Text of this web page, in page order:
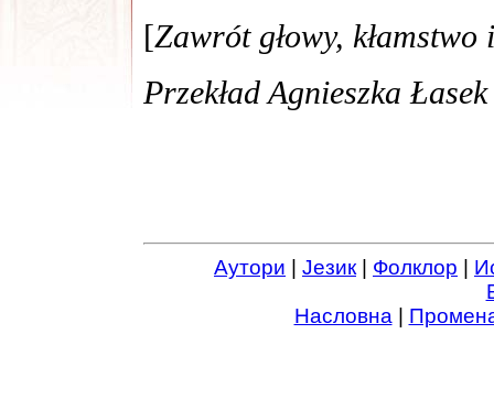
[Zawrót głowy,
Przekład Agnieszka Łasek
Аутори | Језик | Фолклор |
Насловна |